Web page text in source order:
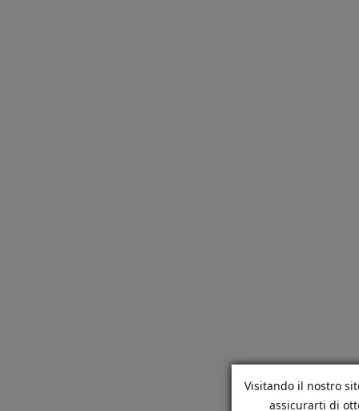
Visitando il nostro
assicurarti di